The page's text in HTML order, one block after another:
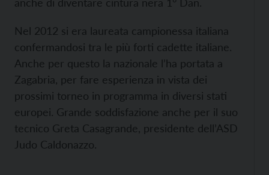
Nel 2012 si era laureata campionessa italiana
confermandosi tra le più forti cadette italiane.
Anche per questo la nazionale l’ha portata a
Zagabria, per fare esperienza in vista dei
prossimi torneo in programma in diversi stati
europei. Grande soddisfazione anche per il suo
tecnico Greta Casagrande, presidente dell’ASD
Judo Caldonazzo.